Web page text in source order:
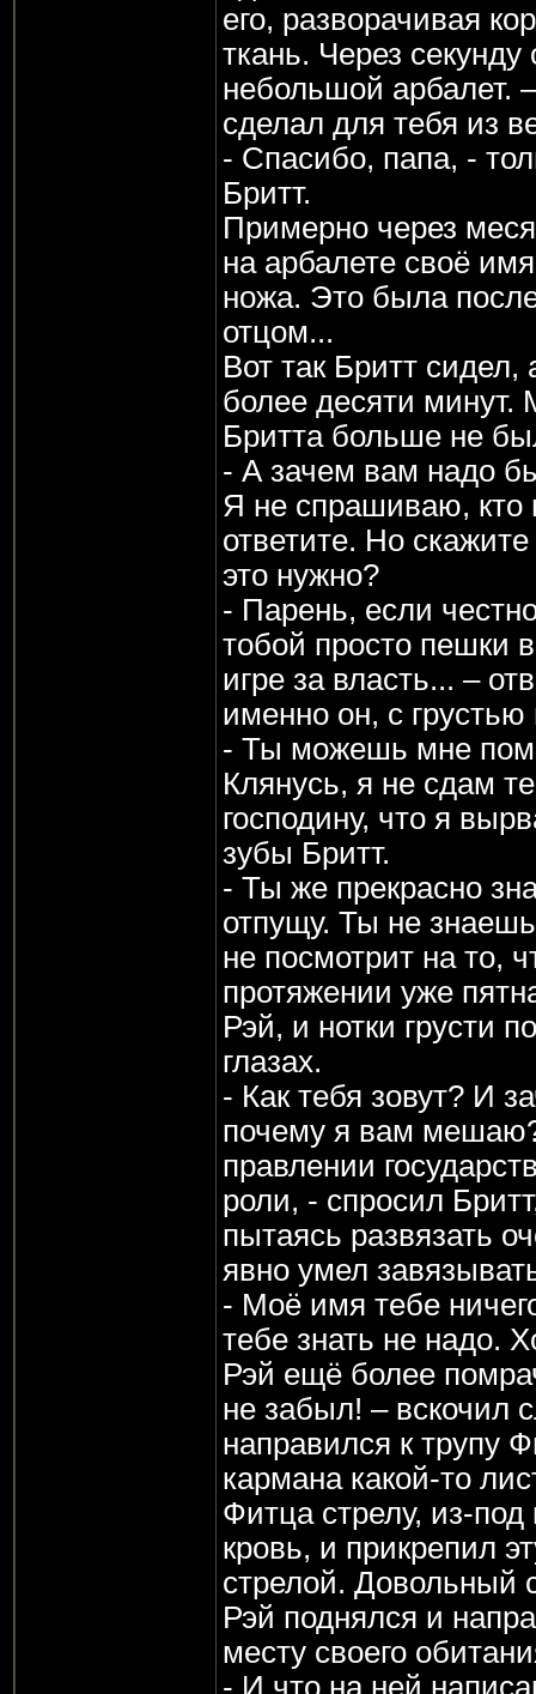
его, разворачивая
ткань. Через
небольшой арбалет.
сделал для тебя из
- Спасибо, папа, -
Бритт.
Примерно через
на арбалете своё
ножа. Это была
отцом...
Вот так Бритт
более десяти минут.
Бритта больше не
- А зачем вам надо
Я не спрашиваю, кто
ответите. Но
это нужно?
- Парень, если
тобой просто пешки
игре за власть... –
именно он, с грустью
- Ты можешь мне
Клянусь, я не сдам
господину, что я
зубы Бритт.
- Ты же прекрасно
отпущу. Ты не
не посмотрит на то,
протяжении уже
Рэй, и нотки грусти
глазах.
- Как тебя зовут? И
почему я вам
правлении
роли, - спросил
пытаясь развязать
явно умел
- Моё имя тебе
тебе знать не надо.
Рэй ещё более
не забыл! – вскочил
направился к трупу
кармана какой-то
Фитца стрелу, из-под
кровь, и прикрепил
стрелой. Довольный
Рэй поднялся и
месту своего
- И что на ней